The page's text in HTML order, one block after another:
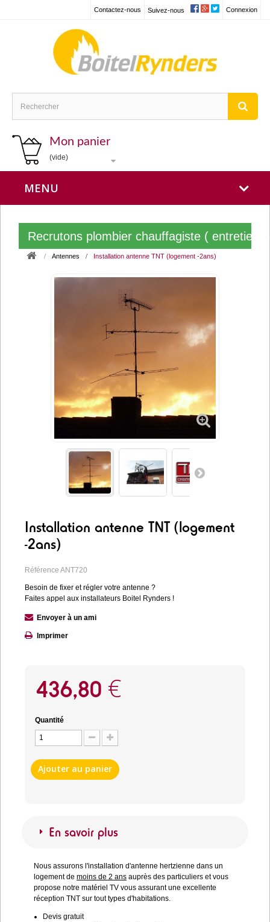
Connexion
Suivez-nous
Contactez-nous
Mon panier
(vide)
MENU
Recrutons plombier chauffagiste ( entretien
Antennes Installation antenne TNT (logement -2ans)
Installation antenne TNT (logement
-2ans)
Référence ANT720
Besoin de fixer et régler votre antenne ?
Faites appel aux installateurs Boitel Rynders !
Envoyer à un ami
Imprimer
436,80 €
Quantité
Ajouter au panier
En savoir plus
Nous assurons l'installation d'antenne hertzienne dans un
logement de moins de 2 ans auprès des particuliers et vous
propose notre matériel TV vous assurant une excellente
réception TNT sur tout types d'habitations.
Devis gratuit